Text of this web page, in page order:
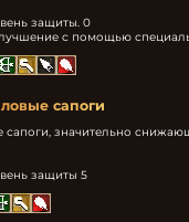
защиты. 0
с помощью
сапоги
значительно
защиты 5